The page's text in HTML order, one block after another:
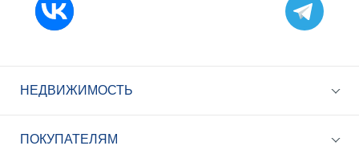
НЕДВИЖИМОСТЬ
ПОКУПАТЕЛЯМ